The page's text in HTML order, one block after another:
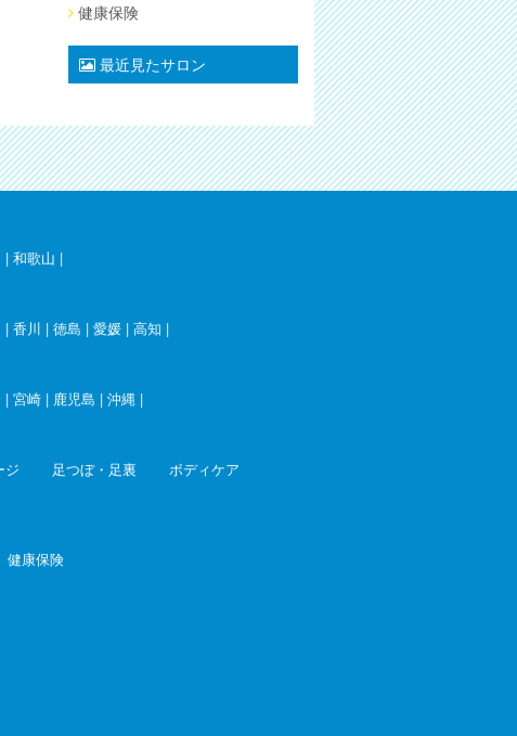
健康保険
最近見たサロン
| 和歌山 |
| 香川 | 徳島 | 愛媛 | 高知 |
| 宮崎 | 鹿児島 | 沖縄 |
ジ 足つぼ・足裏
ボディケア
健康保険